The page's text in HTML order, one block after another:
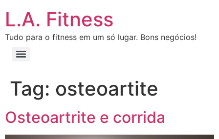
L.A. Fitness
Tudo para o fitness em um só lugar. Bons negócios!
Tag: osteoartite
Osteoartrite e corrida